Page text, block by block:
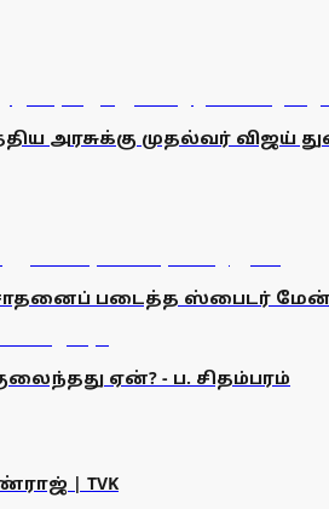
அரசுக்கு முதல்வர் விஜய்
படைத்த ஸ்பைடர் மேன்
ஏன்? - ப. சிதம்பரம்
| TVK